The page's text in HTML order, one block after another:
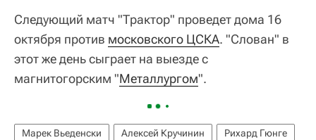
Следующий матч "Трактор" проведет дома 16
октября против московского ЦСКА. "Слован" в
этот же день сыграет на выезде с
магнитогорским "Металлургом".
Марек Вьеденски Алексей Кручинин
Рихард Гюнге